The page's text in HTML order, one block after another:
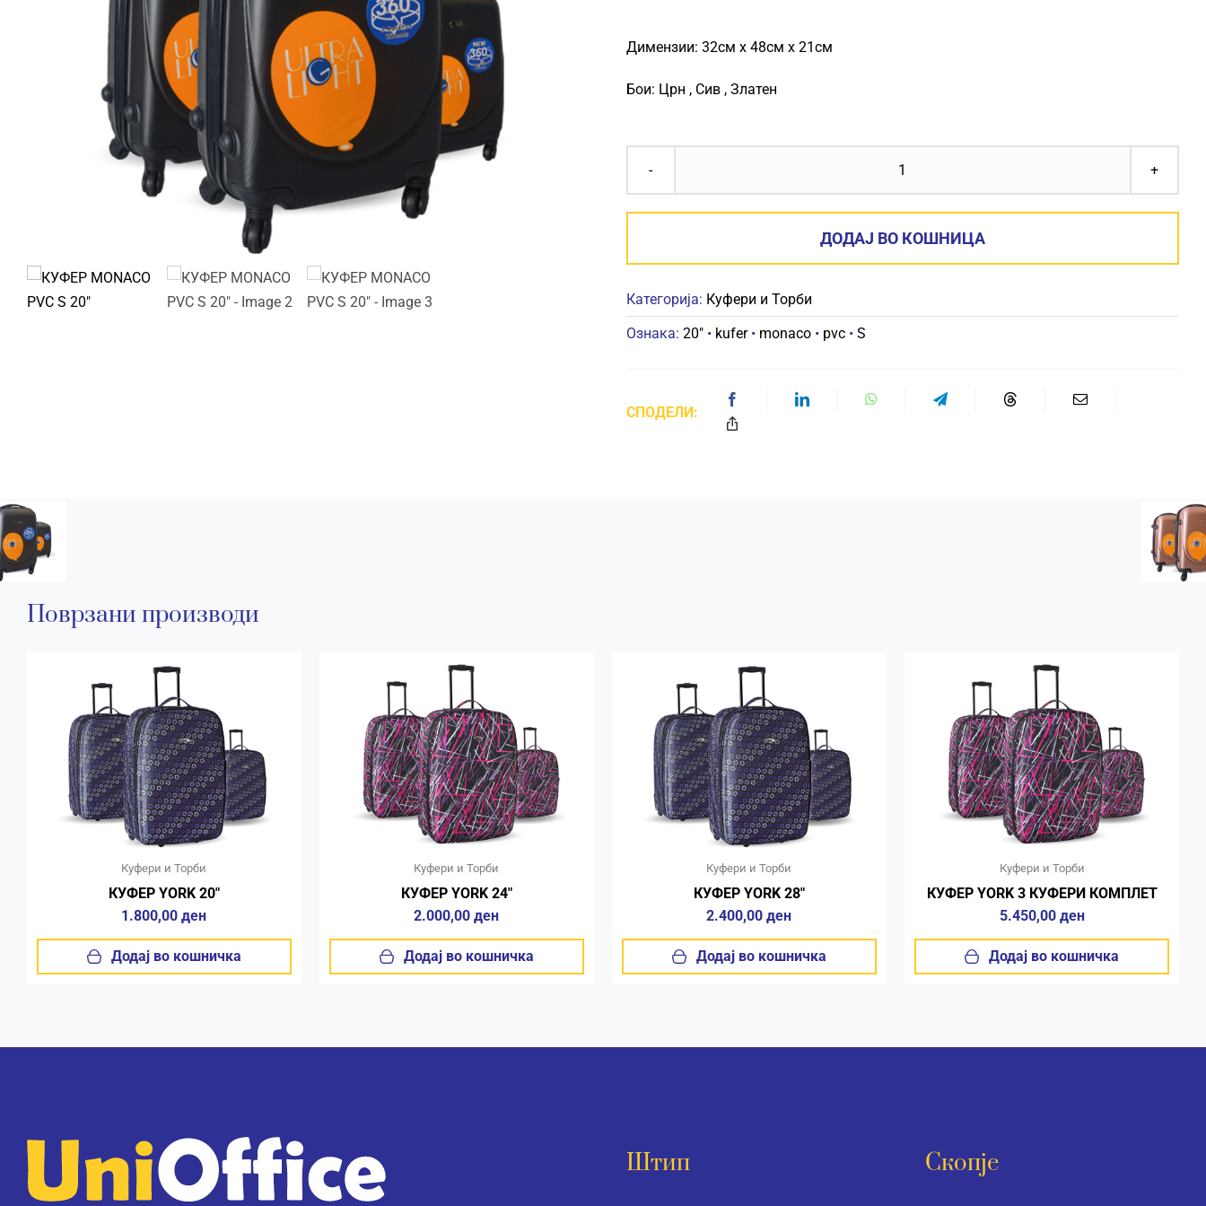
Димензии: 32см х 48см х 21см
Бои: Црн , Сив , Златен
PVC
ДОДАЈ ВО КОШНИЦА
Категорија: Куфери и Торби
Ознака: 20"• kufer• monaco• pvc• S
СПОДЕЛИ:
Поврзани производи
Куфери и Торби
КУФЕР YORK 20″
1.800,00ден
Додај во кошничка
Куфери и Торби
КУФЕР YORK 24″
2.000,00ден
Додај во кошничка
Куфери и Торби
КУФЕР YORK 28″
2.400,00ден
Додај во кошничка
Куфери и Торби
КУФЕР YORK 3 КУФЕРИ КОМПЛЕТ
5.450,00 ден
Додај во кошничка
Штип Скопје